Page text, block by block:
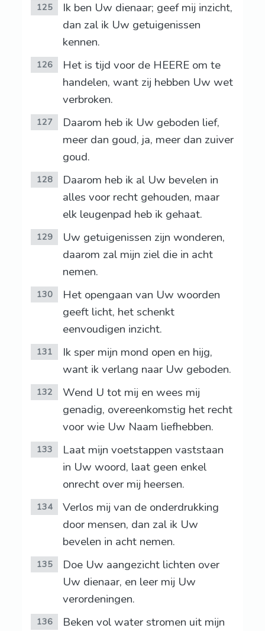
125
Ik ben Uw dienaar; geef mij inzicht,
dan zal ik Uw getuigenissen
kennen.
126
Het is tijd voor de HEERE om te
handelen, want zij hebben Uw wet
verbroken.
127
Daarom heb ik Uw geboden lief,
meer dan goud, ja, meer dan zuiver
goud.
128
Daarom heb ik al Uw bevelen in
alles voor recht gehouden, maar
elk leugenpad heb ik gehaat.
129
Uw getuigenissen zijn wonderen,
daarom zal mijn ziel die in acht
nemen.
130
Het opengaan van Uw woorden
geeft licht, het schenkt
eenvoudigen inzicht.
131
Ik sper mijn mond open en hijg,
want ik verlang naar Uw geboden.
132
Wend U tot mij en wees mij
genadig, overeenkomstig het recht
voor wie Uw Naam liefhebben.
133
Laat mijn voetstappen vaststaan
in Uw woord, laat geen enkel
onrecht over mij heersen.
134
Verlos mij van de onderdrukking
door mensen, dan zal ik Uw
bevelen in acht nemen.
135
Doe Uw aangezicht lichten over
Uw dienaar, en leer mij Uw
verordeningen.
136
Beken vol water stromen uit mijn